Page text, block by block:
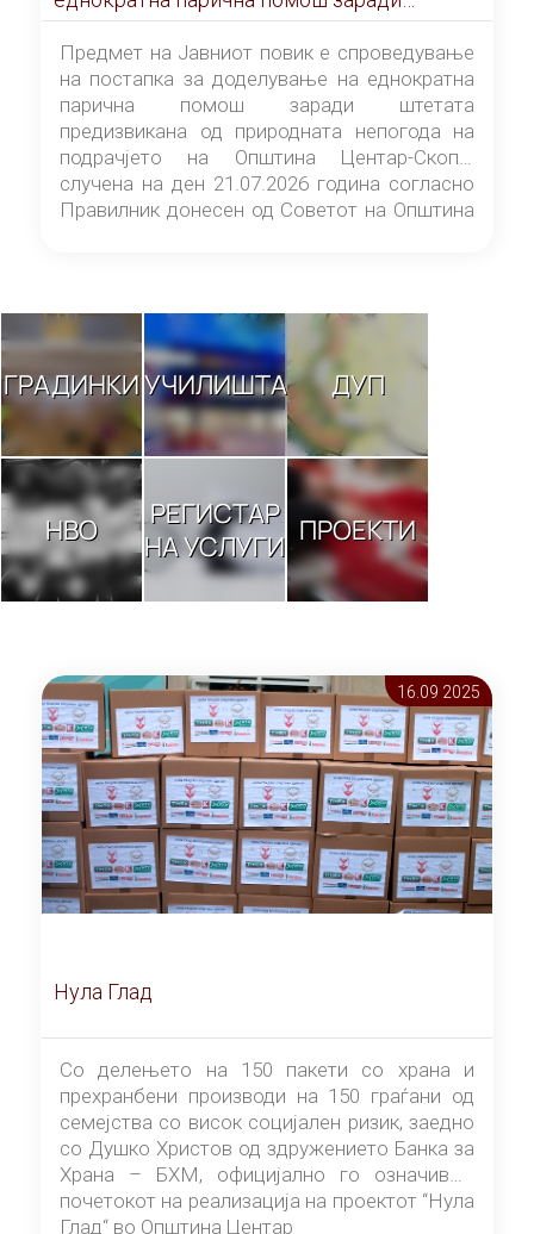
штетата предизвикана од природната
непогода на подрачјето на Општина
Центар-Скопје случена на ден 21.07.2026
година
Предмет на Јавниот повик е спроведување
на постапка за доделување на еднократна
парична помош заради штетата
предизвикана од природната непогода на
подрачјето на Општина Центар-Скопје
случена на ден 21.07.2026 година согласно
Правилник донесен од Советот на Општина
ГРАДИНКИУЧИЛИШТА ДУП
НВО
РЕГИСТАР
НА УСЛУГИ ПРОЕКТИ
16.09 2025
Нула Глад
Со делењето на 150 пакети со храна и
прехранбени производи на 150 граѓани од
семејства со висок социјален ризик, заедно
со Душко Христов од здружението Банка за
Храна – БХМ, официјално го означивме
почетокот на реализација на проектот “Нула
Глад“ во Општина Центар